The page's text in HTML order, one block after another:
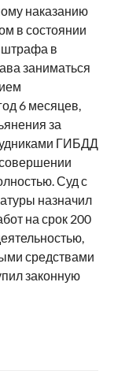
наказанию
в состоянии
штрафа в
заниматься
6 месяцев,
за
ГИБДД
Суд с
назначил
на срок 200
средствами
законную